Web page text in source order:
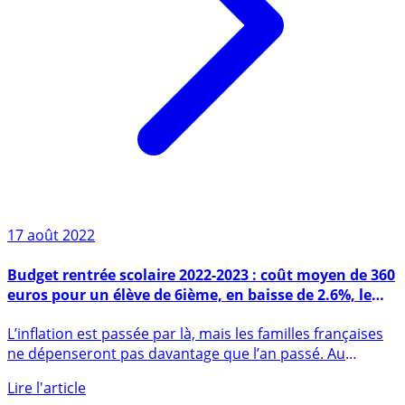
17 août 2022
euros pour un élève de 6ième, en baisse de 2.6%, le
paradoxe de l’inflation
ne dépenseront pas davantage que l’an passé. Au